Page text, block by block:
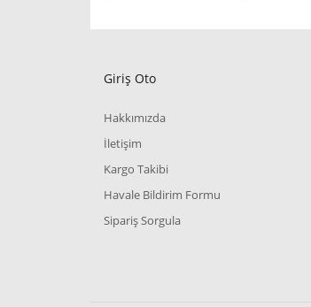
Giriş Oto
Hakkımızda
İletişim
Kargo Takibi
Havale Bildirim Formu
Sipariş Sorgula